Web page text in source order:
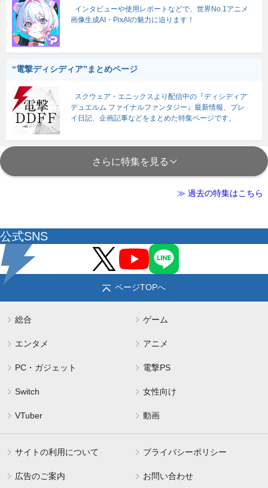
インタビューや使用レポートなどで、世界No.1アニメ
画像生成AI・PixAIの魅力に迫ります！
“電撃ディシディア”まとめページ
スクウェア・エニックスより配信中の『ディシディア
デュエルム ファイナルファンタジー』最新情報、プレ
イ日記、企画記事などをまとめた特集ページです。
さらに特集を見る
≫ 過去の特集はこちら
公式SNS
ページTOPへ
総合 ゲーム
エンタメ アニメ
PC・ガジェット 電撃PS
Switch 女性向け
VTuber 動画
サイトの利用について プライバシーポリシー
広告のご案内 お問い合わせ